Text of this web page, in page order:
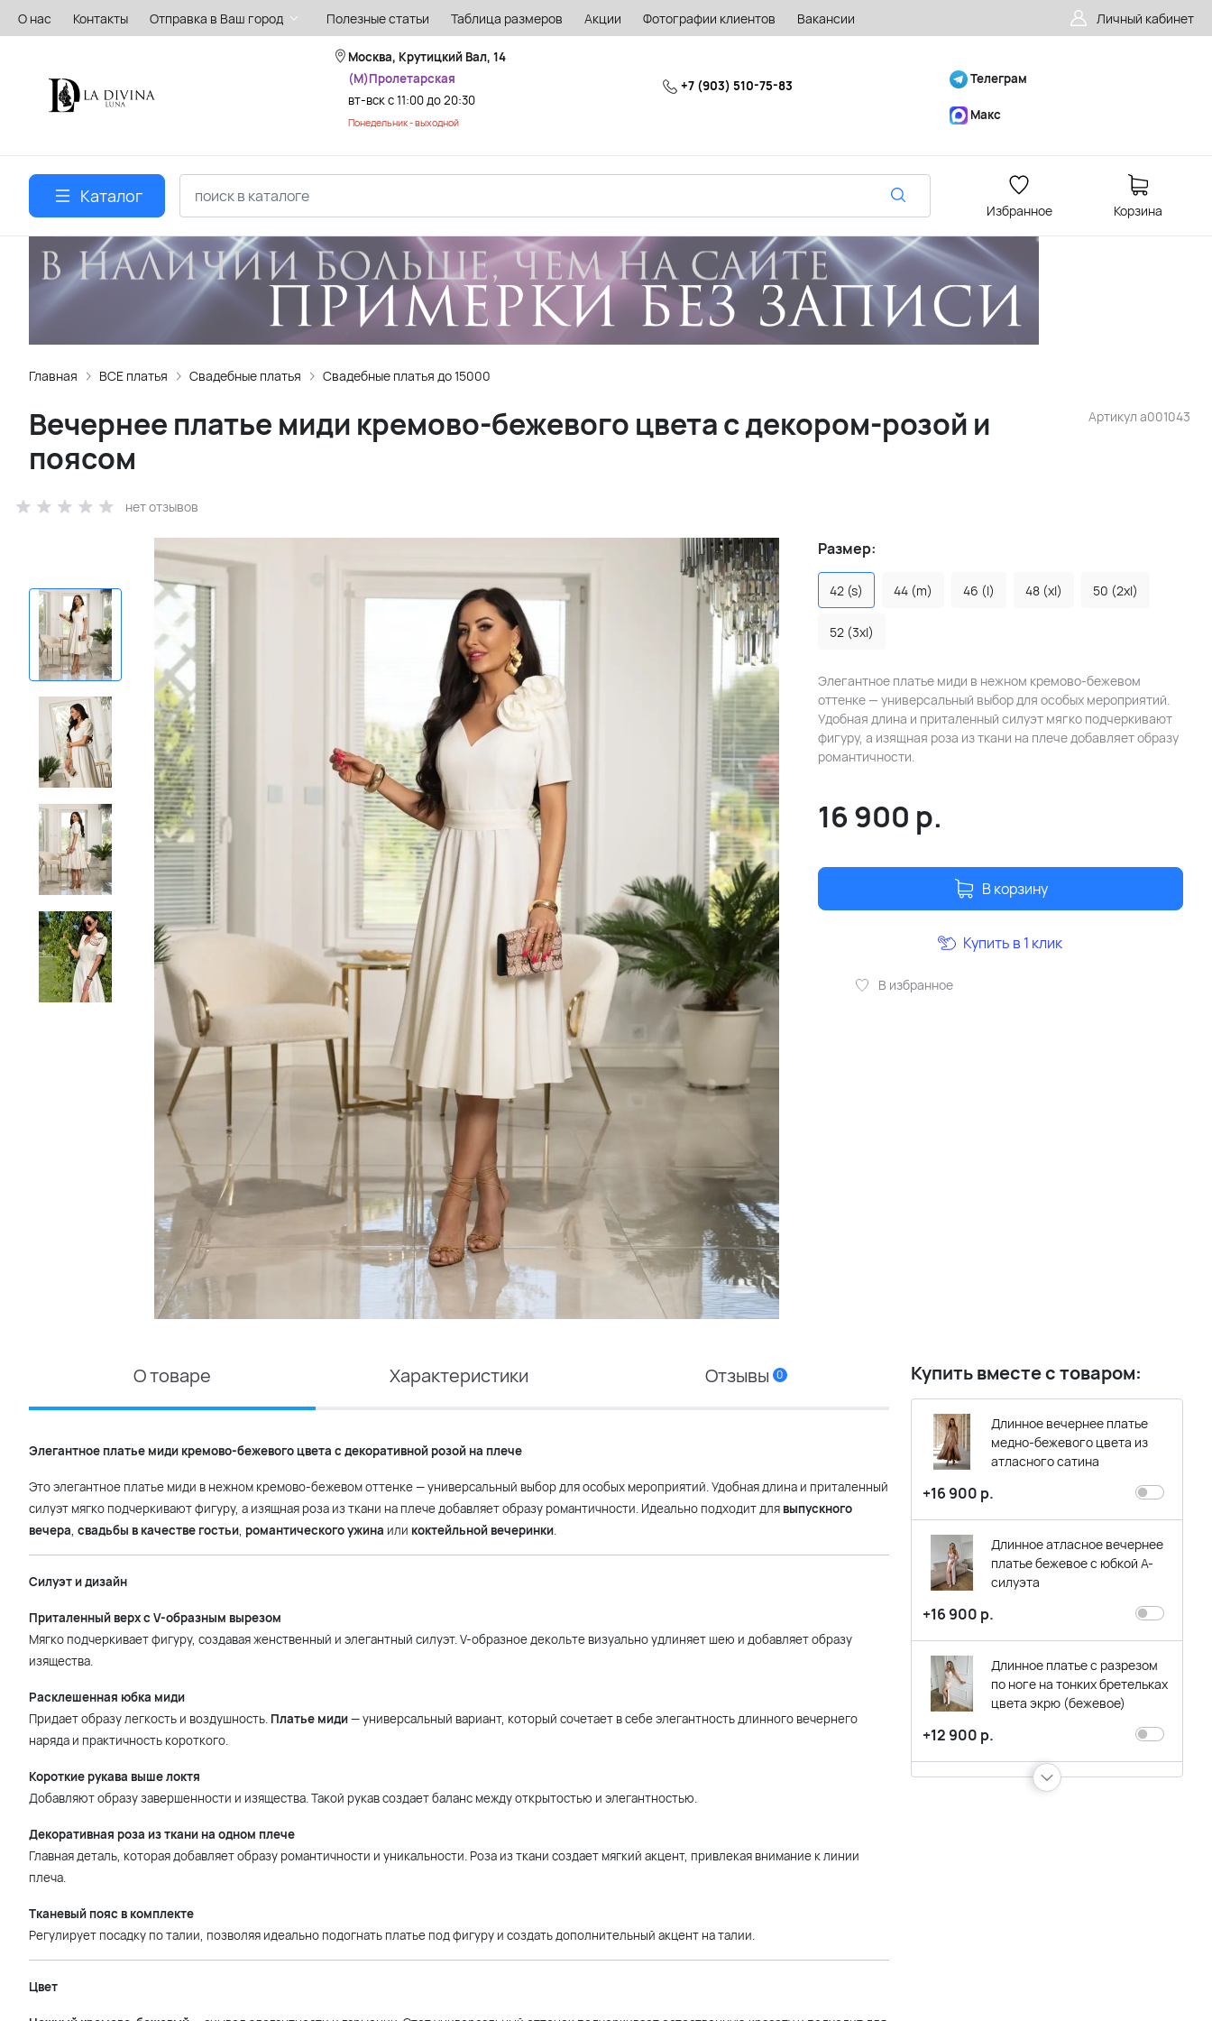
О нас Контакты Отправка в Ваш город Полезные статьи Таблица размеров Акции Фотографии клиентов Вакансии Личный кабинет
Москва, Крутицкий Вал, 14
(М)Пролетарская
вт-вск с 11:00 до 20:30
Понедельник - выходной
+7 (903) 510-75-83 Телеграм
Макс
Каталог
Избранное Корзина
Главная ВСЕ платья Свадебные платья Свадебные платья до 15000
Артикул a001043
Вечернее платье миди кремово-бежевого цвета с декором-розой и
поясом
нет отзывов
Размер:
42 (s) 44 (m) 46 (l) 48 (xl) 50 (2xl)
52 (3xl)
Элегантное платье миди в нежном кремово-бежевом
оттенке — универсальный выбор для особых мероприятий.
Удобная длина и приталенный силуэт мягко подчеркивают
фигуру, а изящная роза из ткани на плече добавляет образу
романтичности.
16 900 р.
В корзину
В избранное
Купить в 1 клик
Купить вместе с товаром:
Длинное вечернее платье
медно-бежевого цвета из
атласного сатина
+16 900 р.
Длинное атласное вечернее
платье бежевое с юбкой А-
силуэта
+16 900 р.
Длинное платье с разрезом
по ноге на тонких бретельках
цвета экрю (бежевое)
+12 900 р.
Короткое бежевое вечернее
О товаре Характеристики Отзывы 0
Элегантное платье миди кремово-бежевого цвета с декоративной розой на плече
Это элегантное платье миди в нежном кремово-бежевом оттенке — универсальный выбор для особых мероприятий. Удобная длина и приталенный
силуэт мягко подчеркивают фигуру, а изящная роза из ткани на плече добавляет образу романтичности. Идеально подходит для выпускного
вечера, свадьбы в качестве гостьи, романтического ужина или коктейльной вечеринки.
Силуэт и дизайн
Приталенный верх с V-образным вырезом
Мягко подчеркивает фигуру, создавая женственный и элегантный силуэт. V-образное декольте визуально удлиняет шею и добавляет образу
изящества.
Расклешенная юбка миди
Придает образу легкость и воздушность. Платье миди— универсальный вариант, который сочетает в себе элегантность длинного вечернего
наряда и практичность короткого.
Короткие рукава выше локтя
Добавляют образу завершенности и изящества. Такой рукав создает баланс между открытостью и элегантностью.
Декоративная роза из ткани на одном плече
Главная деталь, которая добавляет образу романтичности и уникальности. Роза из ткани создает мягкий акцент, привлекая внимание к линии
плеча.
Тканевый пояс в комплекте
Регулирует посадку по талии, позволяя идеально подогнать платье под фигуру и создать дополнительный акцент на талии.
Цвет